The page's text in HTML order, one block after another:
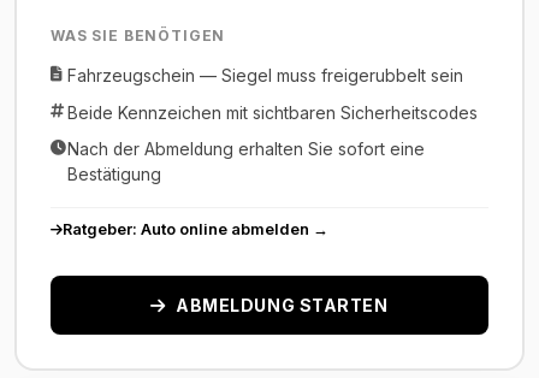
WAS SIE BENÖTIGEN
Fahrzeugschein — Siegel muss freigerubbelt sein
Beide Kennzeichen mit sichtbaren Sicherheitscodes
Nach der Abmeldung erhalten Sie sofort eine
Bestätigung
Ratgeber: Auto online abmelden →
ABMELDUNG STARTEN